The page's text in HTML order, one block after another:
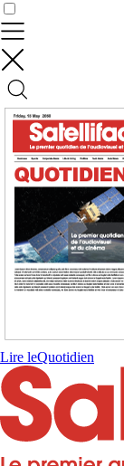
Lire leQuotidien
Contrôler vos données